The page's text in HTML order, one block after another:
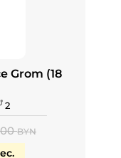
Grom (18
2
BYN